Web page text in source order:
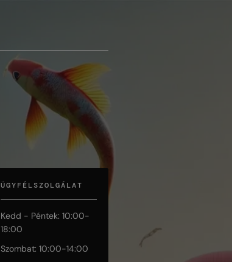
ÜGYFÉLSZOLGÁLAT
Kedd - Péntek: 10:00-
18:00
Szombat: 10:00-14:00